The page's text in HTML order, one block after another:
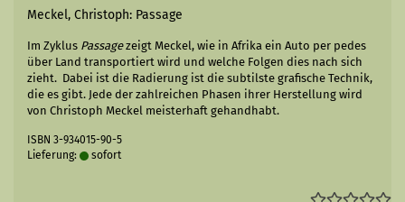
Meckel, Christoph: Passage
Im Zyklus Passagezeigt Meckel, wie in Afrika ein Auto per pedes
über Land transportiert wird und welche Folgen dies nach sich
zieht. Dabei ist die Radierung ist die subtilste grafische Technik,
die es gibt. Jede der zahlreichen Phasen ihrer Herstellung wird
von Christoph Meckel meisterhaft gehandhabt.
ISBN 3-934015-90-5
Lieferung:
sofort